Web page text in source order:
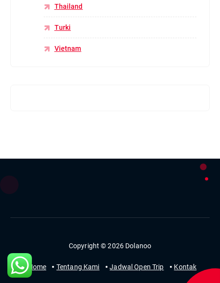
Thailand
Turki
Vietnam
Copyright © 2026 Dolanoo
Home Tentang Kami Jadwal Open Trip Kontak